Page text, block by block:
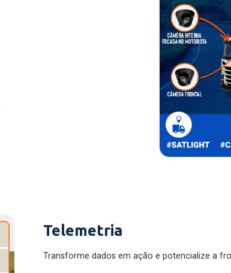
Telemetria
Transforme dados em ação e potencialize a